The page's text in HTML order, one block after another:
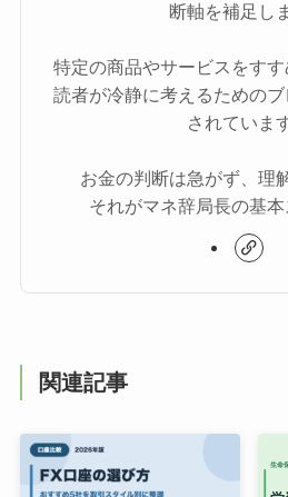
断軸を補足し
特定の商品やサービスをすす
読者が冷静に考えるための
されていま
お金の判断は急がず、理
それがマネ辞局長の基本
関連記事